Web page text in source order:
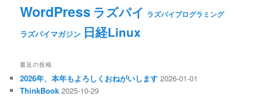
WordPress ラズパイ ラズパイプログラミング
ラズパイマガジン 日経Linux
最近の投稿
2026年、本年もよろしくおねがいします 2026-01-01
ThinkBook 2025-10-29